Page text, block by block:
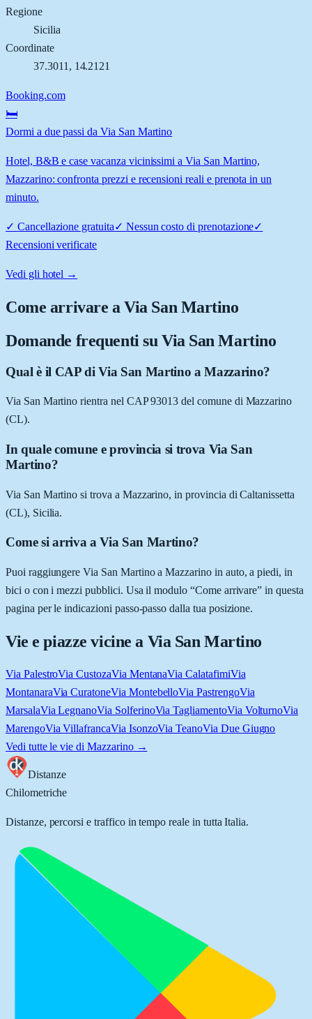
Regione
Sicilia
Coordinate
37.3011 , 14.2121
Booking.com
🛏️
Dormi a due passi da Via San Martino
Hotel, B&B e case vacanza vicinissimi a Via San Martino,
Mazzarino: confronta prezzi e recensioni reali e prenota in un
minuto.
✓ Cancellazione gratuita✓ Nessun costo di prenotazione✓
Recensioni verificate
Vedi gli hotel →
Come arrivare aVia San Martino
Domande frequenti su Via San Martino
Qual è il CAP di Via San Martino a Mazzarino?
Via San Martino rientra nel CAP 93013 del comune di Mazzarino
(CL).
In quale comune e provincia si trova Via San
Martino?
Via San Martino si trova a Mazzarino, in provincia di Caltanissetta
(CL), Sicilia.
Come si arriva a Via San Martino?
Puoi raggiungere Via San Martino a Mazzarino in auto, a piedi, in
bici o con i mezzi pubblici. Usa il modulo “Come arrivare” in questa
pagina per le indicazioni passo-passo dalla tua posizione.
Vie e piazze vicine a Via San Martino
Via PalestroVia CustozaVia MentanaVia CalatafimiVia
MontanaraVia CuratoneVia MontebelloVia PastrengoVia
MarsalaVia LegnanoVia SolferinoVia TagliamentoVia VolturnoVia
MarengoVia VillafrancaVia IsonzoVia TeanoVia Due Giugno
Vedi tutte le vie di Mazzarino→
Distanze
Chilometriche
Distanze, percorsi e traffico in tempo reale in tutta Italia.